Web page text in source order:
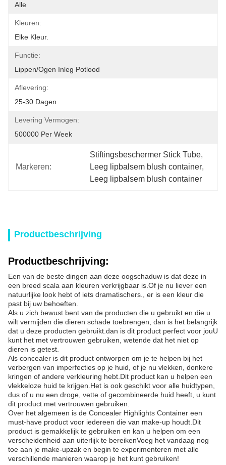
Alle
Kleuren:
Elke Kleur.
Functie:
Lippen/ogen Inleg Potlood
Aflevering:
25-30 Dagen
Levering Vermogen:
500000 Per Week
Markeren:
Stiftingsbeschermer Stick Tube,
Leeg lipbalsem blush container,
Leeg lipbalsem blush container
Productbeschrijving
Productbeschrijving:
Een van de beste dingen aan deze oogschaduw is dat deze in
een breed scala aan kleuren verkrijgbaar is.Of je nu liever een
natuurlijke look hebt of iets dramatischers., er is een kleur die
past bij uw behoeften.
Als u zich bewust bent van de producten die u gebruikt en die u
wilt vermijden die dieren schade toebrengen, dan is het belangrijk
dat u deze producten gebruikt.dan is dit product perfect voor jouU
kunt het met vertrouwen gebruiken, wetende dat het niet op
dieren is getest.
Als concealer is dit product ontworpen om je te helpen bij het
verbergen van imperfecties op je huid, of je nu vlekken, donkere
kringen of andere verkleuring hebt.Dit product kan u helpen een
vlekkeloze huid te krijgen.Het is ook geschikt voor alle huidtypen,
dus of u nu een droge, vette of gecombineerde huid heeft, u kunt
dit product met vertrouwen gebruiken.
Over het algemeen is de Concealer Highlights Container een
must-have product voor iedereen die van make-up houdt.Dit
product is gemakkelijk te gebruiken en kan u helpen om een
verscheidenheid aan uiterlijk te bereikenVoeg het vandaag nog
toe aan je make-upzak en begin te experimenteren met alle
verschillende manieren waarop je het kunt gebruiken!